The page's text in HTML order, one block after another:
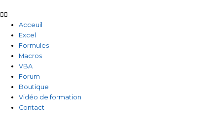
o
k
-
f
Acceuil
Excel
Formules
Macros
VBA
Forum
Boutique
Vidéo de formation
Contact